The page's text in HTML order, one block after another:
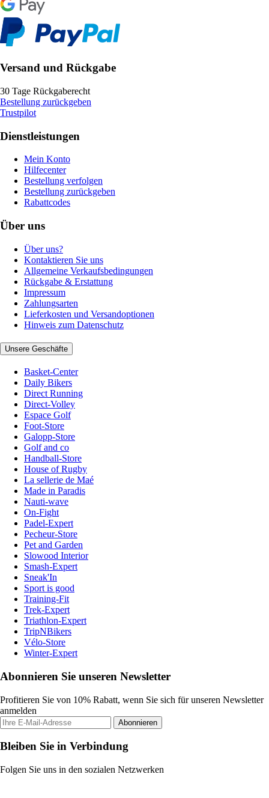
Versand und Rückgabe
30 Tage Rückgaberecht
Bestellung zurückgeben
Trustpilot
Dienstleistungen
Mein Konto
Hilfecenter
Bestellung verfolgen
Bestellung zurückgeben
Rabattcodes
Über uns
Über uns?
Kontaktieren Sie uns
Allgemeine Verkaufsbedingungen
Rückgabe & Erstattung
Impressum
Zahlungsarten
Lieferkosten und Versandoptionen
Hinweis zum Datenschutz
Unsere Geschäfte
Basket-Center
Daily Bikers
Direct Running
Direct-Volley
Espace Golf
Foot-Store
Galopp-Store
Golf and co
Handball-Store
House of Rugby
La sellerie de Maé
Made in Paradis
Nauti-wave
On-Fight
Padel-Expert
Pecheur-Store
Pet and Garden
Slowood Interior
Smash-Expert
Sneak'In
Sport is good
Training-Fit
Trek-Expert
Triathlon-Expert
TripNBikers
Vélo-Store
Winter-Expert
Abonnieren Sie unseren Newsletter
Profitieren Sie von 10% Rabatt, wenn Sie sich für unseren Newsletter
anmelden
Abonnieren
Bleiben Sie in Verbindung
Folgen Sie uns in den sozialen Netzwerken